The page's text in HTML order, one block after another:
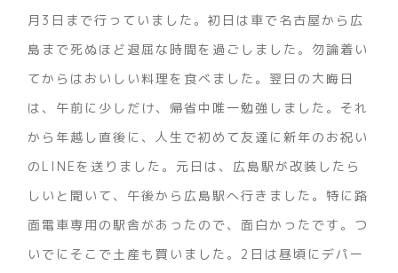
月3日まで行っていました。初日は車で名古屋から広
島まで死ぬほど退屈な時間を過ごしました。勿論着い
てからはおいしい料理を食べました。翌日の大晦日
は、午前に少しだけ、帰省中唯一勉強しました。それ
から年越し直後に、人生で初めて友達に新年のお祝い
のLINEを送りました。元日は、広島駅が改装したら
しいと聞いて、午後から広島駅へ行きました。特に路
面電車専用の駅舎があったので、面白かったです。つ
いでにそこで土産も買いました。2日は昼頃にデパー